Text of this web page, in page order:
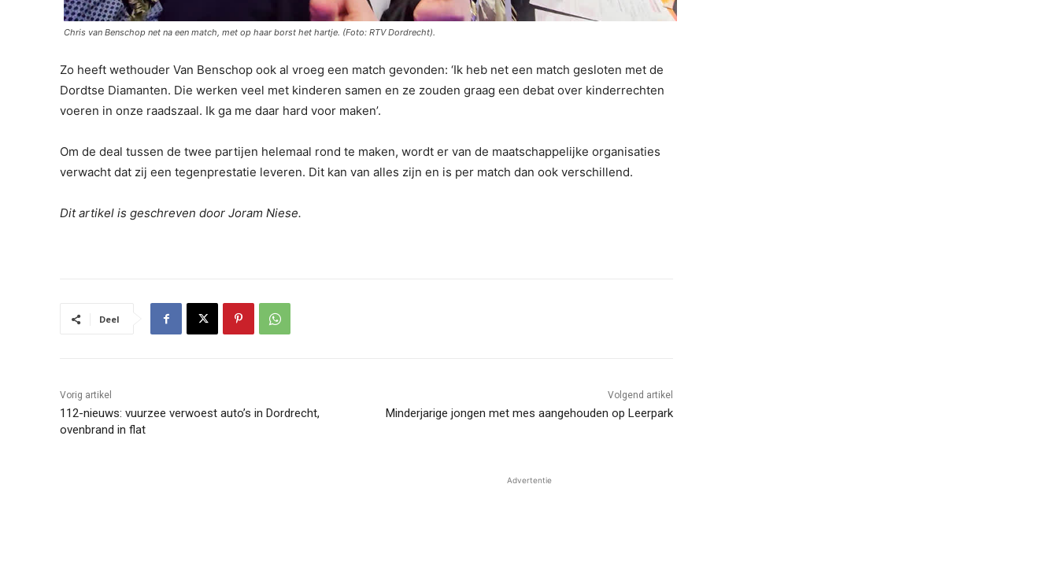
Chris van Benschop net na een match, met op haar borst het hartje. (Foto: RTV Dordrecht).
Zo heeft wethouder Van Benschop ook al vroeg een match gevonden: ‘Ik heb net een match gesloten met de
Dordtse Diamanten. Die werken veel met kinderen samen en ze zouden graag een debat over kinderrechten
voeren in onze raadszaal. Ik ga me daar hard voor maken’.
Om de deal tussen de twee partijen helemaal rond te maken, wordt er van de maatschappelijke organisaties
verwacht dat zij een tegenprestatie leveren. Dit kan van alles zijn en is per match dan ook verschillend.
Dit artikel is geschreven door Joram Niese.
Deel
Vorig artikel
112-nieuws: vuurzee verwoest auto’s in Dordrecht,
ovenbrand in flat
Volgend artikel
Minderjarige jongen met mes aangehouden op Leerpark
Advertentie